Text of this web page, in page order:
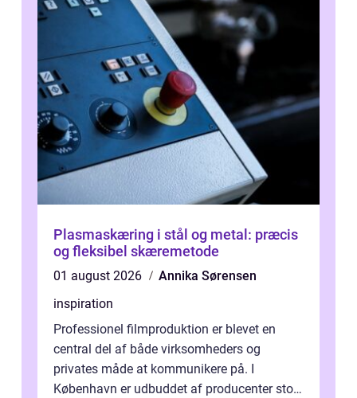
Plasmaskæring i stål og metal: præcis
og fleksibel skæremetode
01 august 2026
Annika Sørensen
inspiration
Professionel filmproduktion er blevet en
central del af både virksomheders og
privates måde at kommunikere på. I
København er udbuddet af producenter stort,